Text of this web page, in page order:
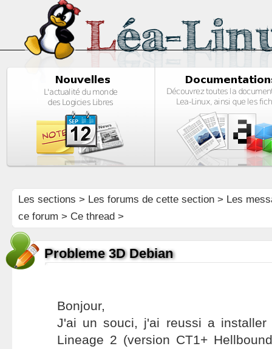
Les sections > Les forums de cette section> Les
ce forum > Ce thread >
Probleme 3D Debian
Bonjour,
J'ai un souci, j'ai reussi a
Lineage 2 (version CT1+